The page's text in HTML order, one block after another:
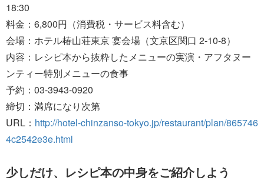
18:30
料金：6,800円（消費税・サービス料含む）
会場：ホテル椿山荘東京 宴会場（文京区関口 2-10-8）
内容：レシピ本から抜粋したメニューの実演・アフタヌー
ンティー特別メニューの食事
予約：03-3943-0920
締切：満席になり次第
URL： http://hotel-chinzanso-tokyo.jp/restaurant/plan/865746
4c2542e3e.html
少しだけ、レシピ本の中身をご紹介しよう